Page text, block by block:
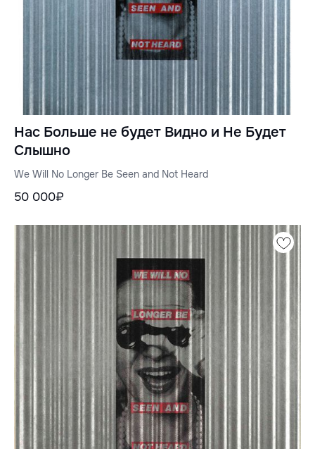
Нас Больше не будет Видно и Не Будет
Слышно
We Will No Longer Be Seen and Not Heard
50 000₽